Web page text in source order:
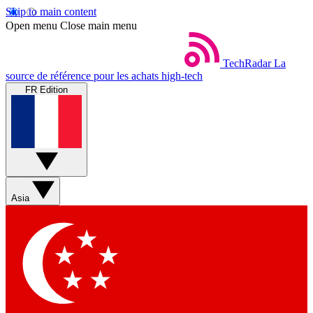
Skip to main content
Open menu Close main menu
TechRadar La
source de référence pour les achats high-tech
FR Edition
Asia